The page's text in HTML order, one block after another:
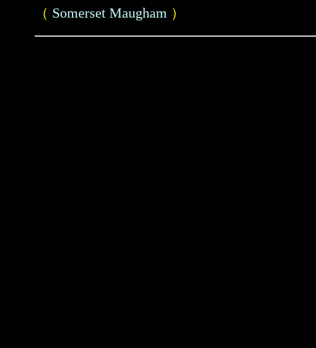
（ Somerset Maugham ）